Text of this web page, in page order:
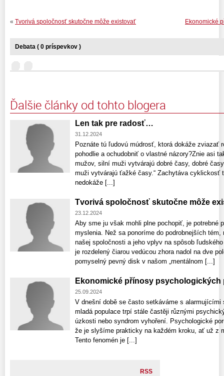
Ekonomické
« Tvorivá spoločnosť skutočne môže existovať
Debata ( 0 príspevkov )
Ďalšie články od tohto blogera
Len tak pre radosť…
31.12.2024
Poznáte tú ľudovú múdrosť, ktorá dokáže zviazať
pohodlie a ochudobniť o vlastné názory?Znie asi
mužov, silní muži vytvárajú dobré časy, dobré
muži vytvárajú ťažké časy.“ Zachytáva cyklickosť
nedokáže [...]
Tvorivá spoločnosť skutočne môže
23.12.2024
Aby sme ju však mohli plne pochopiť, je potrebné
myslenia. Než sa ponoríme do podrobnejších
našej spoločnosti a jeho vplyv na spôsob
je rozdelený čiarou vedúcou zhora nadol na dve
pomyselný pevný disk v našom „mentálnom [...]
Ekonomické přínosy psychologických
25.09.2024
V dnešní době se často setkáváme s
mladá populace trpí stále častěji různými
úzkosti nebo syndrom vyhoření. Psychologické
že je slyšíme prakticky na každém kroku, ať už z
Tento fenomén je [...]
RSS